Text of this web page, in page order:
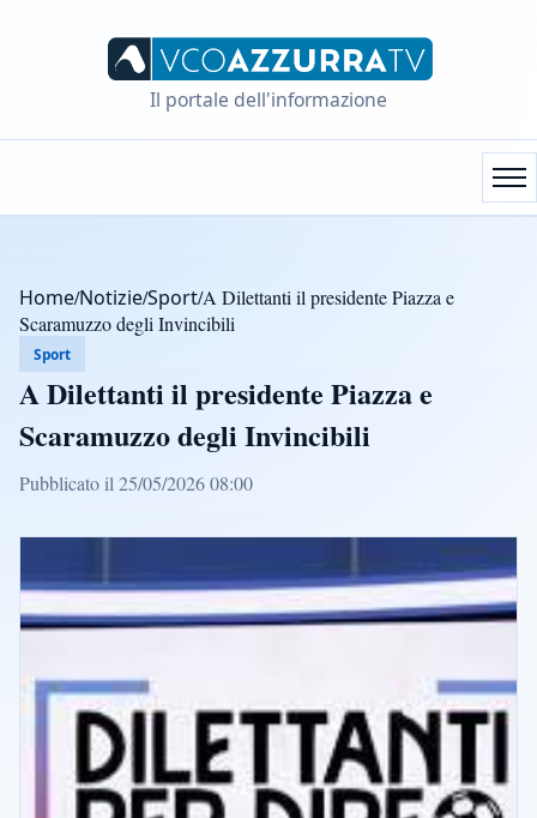
Il portale dell'informazione
Home/Notizie/Sport/A Dilettanti il presidente Piazza e
Scaramuzzo degli Invincibili
Sport
A Dilettanti il presidente Piazza e
Scaramuzzo degli Invincibili
Pubblicato il 25/05/2026 08:00